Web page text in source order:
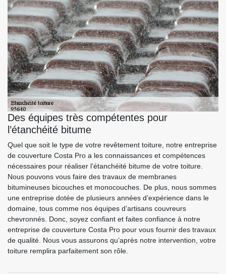
Des équipes très compétentes pour
l’étanchéité bitume
Quel que soit le type de votre revêtement toiture, notre entreprise
de couverture Costa Pro a les connaissances et compétences
nécessaires pour réaliser l’étanchéité bitume de votre toiture.
Nous pouvons vous faire des travaux de membranes
bitumineuses bicouches et monocouches. De plus, nous sommes
une entreprise dotée de plusieurs années d’expérience dans le
domaine, tous comme nos équipes d’artisans couvreurs
chevronnés. Donc, soyez confiant et faites confiance à notre
entreprise de couverture Costa Pro pour vous fournir des travaux
de qualité. Nous vous assurons qu’après notre intervention, votre
toiture remplira parfaitement son rôle.